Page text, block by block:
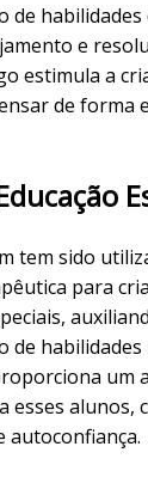
de
e
estimula a
de forma
tem sido
para
de
um
esses alunos,
autoconfiança.